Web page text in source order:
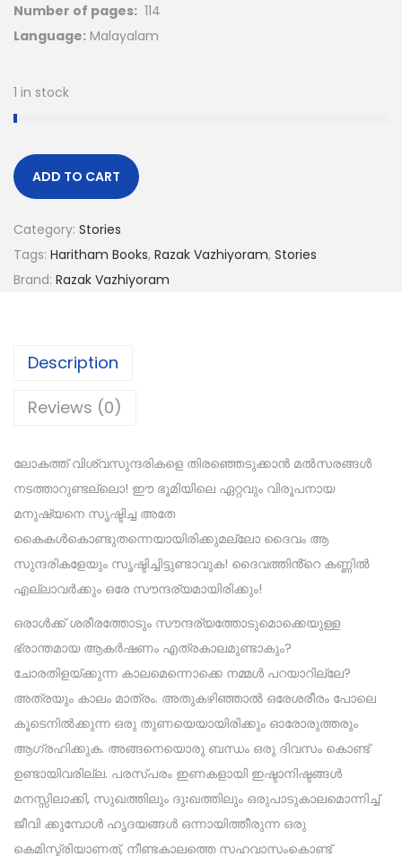
Number of pages: 114
Language: Malayalam
1 in stock
ADD TO CART
Category: Stories
Tags: Haritham Books, Razak Vazhiyoram, Stories
Brand: Razak Vazhiyoram
Description
Reviews (0)
ലോകത്ത് വിശ്വസുന്ദരികളെ തിരഞ്ഞെടുക്കാൻ മൽസരങ്ങൾ
നടത്താറുണ്ടല്ലൊ! ഈ ഭൂമിയിലെ ഏറ്റവും വിരൂപനായ
മനുഷ്യനെ സൃഷ്ടിച്ച അതേ
കൈകൾകൊണ്ടുതന്നെയായിരിക്കുമല്ലോ ദൈവം ആ
സുന്ദരികളേയും സൃഷ്ടിച്ചിട്ടുണ്ടാവുക! ദൈവത്തിൻ്റെ കണ്ണിൽ
എല്ലാവർക്കും ഒരേ സൗന്ദര്യമായിരിക്കും!
ഒരാൾക്ക് ശരീരത്തോടും സൗന്ദര്യത്തോടുമൊക്കെയുള്ള
ഭ്രാന്തമായ ആകർഷണം എത്രകാലമുണ്ടാകും?
ചോരതിളയ്ക്കുന്ന കാലമെന്നൊക്കെ നമ്മൾ പറയാറില്ലേ?
അത്രയും കാലം മാത്രം. അതുകഴിഞ്ഞാൽ ഒരേശരീരം പോലെ
കൂടെനിൽക്കുന്ന ഒരു തുണയെയായിരിക്കും ഓരോരുത്തരും
ആഗ്രഹിക്കുക. അങ്ങനെയൊരു ബന്ധം ഒരു ദിവസം കൊണ്ട്
ഉണ്ടായിവരില്ല. പരസ്‌പരം ഇണകളായി ഇഷ്ടാനിഷ്ടങ്ങൾ
മനസ്സിലാക്കി, സുഖത്തിലും ദുഃഖത്തിലും ഒരുപാടുകാലമൊന്നിച്ച്
ജീവി ക്കുമ്പോൾ ഹൃദയങ്ങൾ ഒന്നായിത്തീരുന്ന ഒരു
കെമിസ്ട്രിയാണത്, നീണ്ടകാലത്തെ സഹവാസംകൊണ്ട്